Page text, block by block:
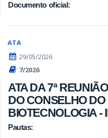
Documento oficial:
ATA
29/05/2026
7/2026
ATA DA 7ª
DO CONSELHO DO
BIOTECNOLOGIA -
Pautas: